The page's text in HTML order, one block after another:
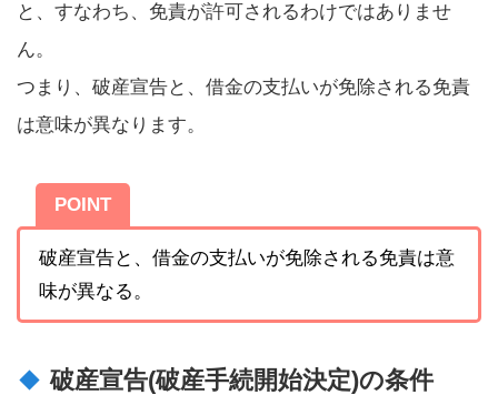
と、すなわち、免責が許可されるわけではありませ
ん。
つまり、破産宣告と、借金の支払いが免除される免責
は意味が異なります。
POINT
破産宣告と、借金の支払いが免除される免責は意
味が異なる。
破産宣告(破産手続開始決定)の条件